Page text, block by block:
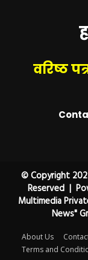
वरिष्ठ
© Copyright
Reserved |
Multimedia
News"
About Us
Terms and